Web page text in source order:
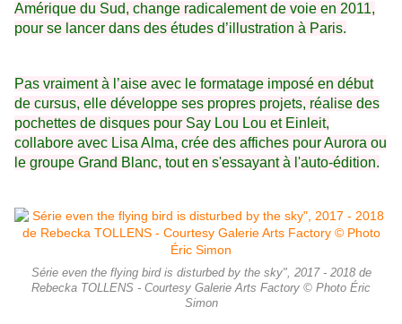
Amérique du Sud, change radicalement de voie en 2011,
pour se lancer dans des études d’illustration à Paris.
Pas vraiment à l’aise avec le formatage imposé en début
de cursus, elle développe ses propres projets, réalise des
pochettes de disques pour Say Lou Lou et Einleit,
collabore avec Lisa Alma, crée des affiches pour Aurora ou
le groupe Grand Blanc, tout en s'essayant à l'auto-édition.
Série even the flying bird is disturbed by the sky", 2017 - 2018 de
Rebecka TOLLENS - Courtesy Galerie Arts Factory © Photo Éric
Simon